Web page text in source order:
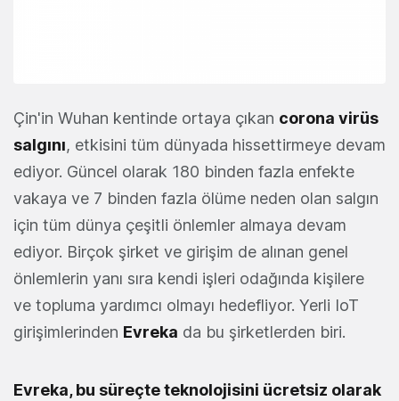
Çin'in Wuhan kentinde ortaya çıkan corona virüs
salgını, etkisini tüm dünyada hissettirmeye devam
ediyor. Güncel olarak 180 binden fazla enfekte
vakaya ve 7 binden fazla ölüme neden olan salgın
için tüm dünya çeşitli önlemler almaya devam
ediyor. Birçok şirket ve girişim de alınan genel
önlemlerin yanı sıra kendi işleri odağında kişilere
ve topluma yardımcı olmayı hedefliyor. Yerli IoT
girişimlerinden Evreka da bu şirketlerden biri.
Evreka, bu süreçte teknolojisini ücretsiz olarak